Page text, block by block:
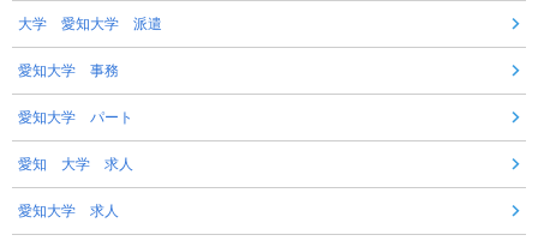
大学 愛知大学 派遣
愛知大学 事務
愛知大学 パート
愛知 大学 求人
愛知大学 求人